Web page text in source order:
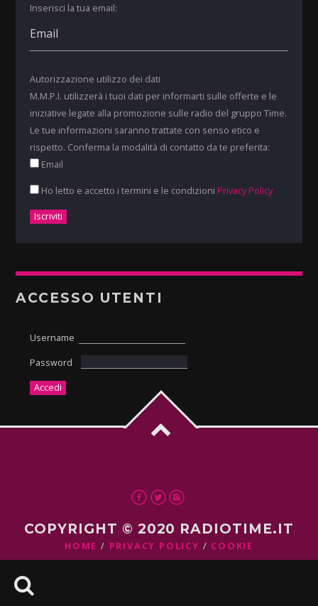
Inserisci la tua email:
Autorizzazione utilizzo dei dati
M.M.P.I. utilizzerà i tuoi dati per informarti sulle offerte e le
iniziative legate alla promozione sulle radio del gruppo Time.
Le tue informazioni saranno trattate con senso etico e
rispetto. Conferma la modalità di contatto da te preferita:
Email
Ho letto e accetto i termini e le condizioni Privacy Policy
ACCESSO UTENTI
Username
Password
COPYRIGHT © 2020 RADIOTIME.IT
HOME PRIVACY POLICY COOKIE